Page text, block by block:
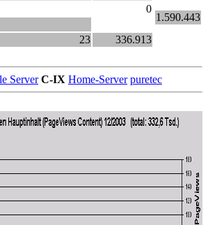
0
23
336.913
1.590.443
Server C-IX Home-Server puretec